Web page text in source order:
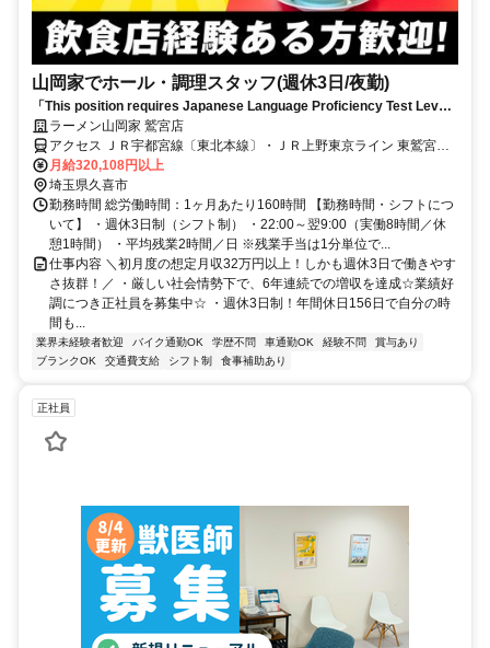
山岡家でホール・調理スタッフ(週休3日/夜勤)
「This position requires Japanese Language Proficiency Test Level
N1 or higher.」【22時～7時の固定勤務（休憩1h・残業平均2h）】年間
休日156日◎初月から月収32万円！
ラーメン山岡家 鷲宮店
アクセス ＪＲ宇都宮線〔東北本線〕・ＪＲ上野東京ライン 東鷲宮西
口徒歩約14分、東武伊勢崎線〔スカイツリーライン〕 鷲宮東口徒歩
約24分、ＪＲ宇都宮線〔東北本線〕・ＪＲ上野東京ライン/ＪＲ湘南
新宿ライン 久喜東口徒歩約46分 東鷲宮(ＪＲ宇都宮線)西口(徒歩15分)
月給320,108円以上
埼玉県久喜市
勤務時間 総労働時間：1ヶ月あたり160時間 【勤務時間・シフトにつ
いて】 ・週休3日制（シフト制） ・22:00～翌9:00（実働8時間／休
憩1時間） ・平均残業2時間／日 ※残業手当は1分単位で...
仕事内容 ＼初月度の想定月収32万円以上！しかも週休3日で働きやす
さ抜群！／ ・厳しい社会情勢下で、6年連続での増収を達成☆業績好
調につき正社員を募集中☆ ・週休3日制！年間休日156日で自分の時
間も...
業界未経験者歓迎 バイク通勤OK 学歴不問 車通勤OK 経験不問
賞与あり
ブランクOK
交通費支給 シフト制 食事補助あり
正社員